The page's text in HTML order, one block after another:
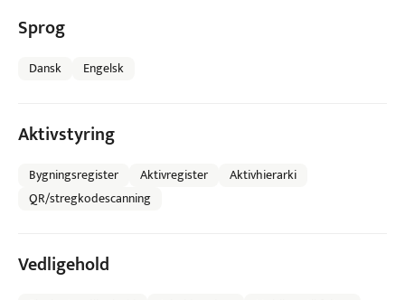
Sprog
Dansk Engelsk
Aktivstyring
Bygningsregister Aktivregister
Aktivhierarki
QR/stregkodescanning
Vedligehold